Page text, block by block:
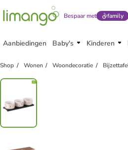
Bespaar met family
Aanbiedingen Baby's Kinderen
Shop Wonen Woondecoratie